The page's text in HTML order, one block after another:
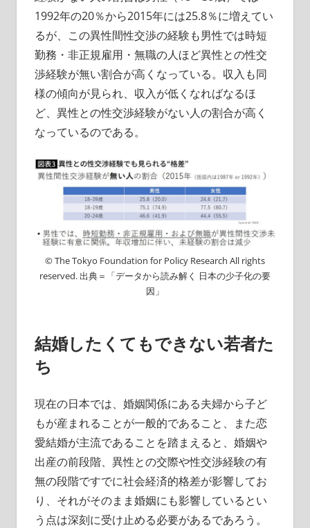
1992年の20％から2015年には25.8％に増えてい
るが、この異性間性交渉の経験も男性では時短
勤務・非正規雇用・無職の人ほど異性との性交
渉経験が無い割合が高くなっている。収入も同
様の傾向が見られ、収入が低くなればなるほ
ど、異性との性交渉経験がない人の割合が高く
なっているのである。
© The Tokyo Foundation for Policy Research All rights
reserved. 出典＝「データから読み解く 日本の少子化の要
因」
結婚したくてもできない若者た
ち
現在の日本では、婚姻関係にある夫婦から子ど
もが産まれることが一般的であること、また恋
愛結婚が主流であることを踏まえると、婚姻や
出産の前段階、異性との交際や性交渉経験の有
無の段階ですでに社会経済的格差が影響してお
り、それがそのまま婚姻にも影響しているとい
う点は深刻に受け止める必要があるであろう。